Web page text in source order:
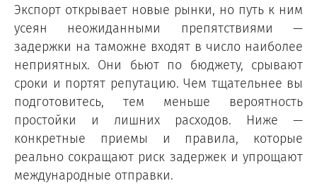
Экспорт открывает новые рынки, но путь к ним
усеян неожиданными препятствиями —
задержки на таможне входят в число наиболее
неприятных. Они бьют по бюджету, срывают
сроки и портят репутацию. Чем тщательнее вы
подготовитесь, тем меньше вероятность
простойки и лишних расходов. Ниже —
конкретные приемы и правила, которые
реально сокращают риск задержек и упрощают
международные отправки.